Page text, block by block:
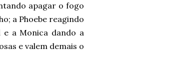
apagar o fogo
a Phoebe reagindo
e a Monica dando a
e valem demais o